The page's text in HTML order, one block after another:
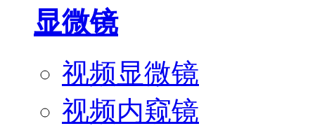
显微镜
视频显微镜
视频内窥镜